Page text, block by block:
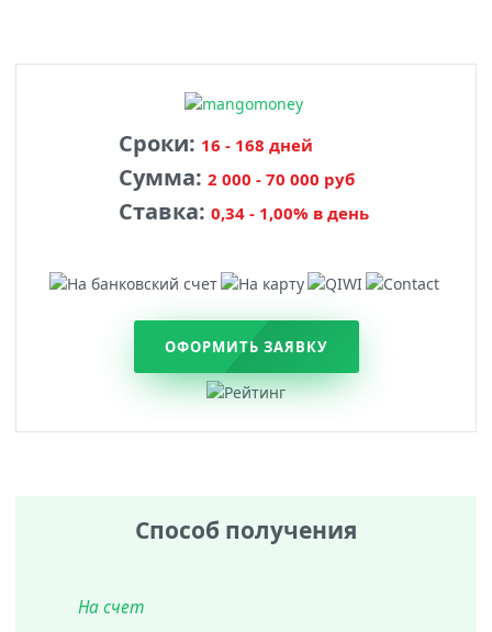
Сроки: 16 - 168 дней
Сумма: 2 000 - 70 000 руб
Ставка: 0,34 - 1,00% в день
ОФОРМИТЬ ЗАЯВКУ
Способ получения
На счет